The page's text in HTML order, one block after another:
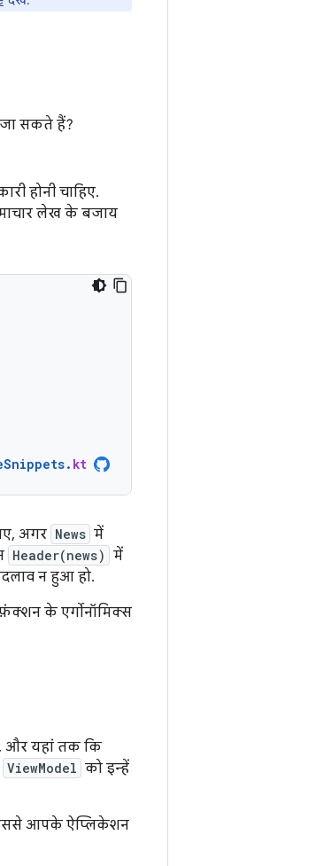
सकते हैं?
होनी चाहिए.
लेख के बजाय
. kt
अगर News में
Header(news) में
न हुआ हो.
के एर्गोनॉमिक्स
और यहां तक कि
ViewModel को इन्हें
इससे आपके ऐप्लिकेशन